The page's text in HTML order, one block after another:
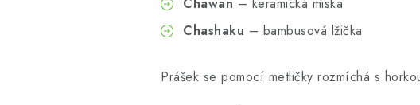
Chashaku – bambusová lžička
Prášek se pomocí metličky rozmíchá s